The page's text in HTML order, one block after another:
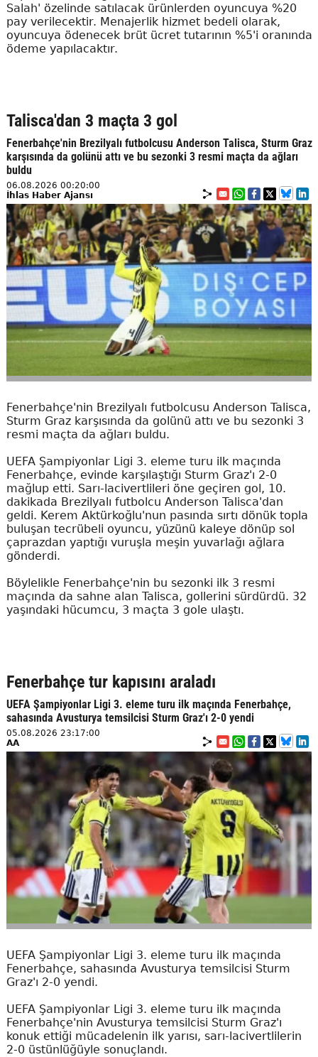
Salah' özelinde satılacak ürünlerden oyuncuya %20
pay verilecektir. Menajerlik hizmet bedeli olarak,
oyuncuya ödenecek brüt ücret tutarının %5'i oranında
ödeme yapılacaktır.
Talisca'dan 3 maçta 3 gol
Fenerbahçe'nin Brezilyalı futbolcusu Anderson Talisca, Sturm Graz
karşısında da golünü attı ve bu sezonki 3 resmi maçta da ağları
buldu
06.08.2026 00:20:00
İhlas Haber Ajansı
Fenerbahçe'nin Brezilyalı futbolcusu Anderson Talisca,
Sturm Graz karşısında da golünü attı ve bu sezonki 3
resmi maçta da ağları buldu.
UEFA Şampiyonlar Ligi 3. eleme turu ilk maçında
Fenerbahçe, evinde karşılaştığı Sturm Graz'ı 2-0
mağlup etti. Sarı-lacivertlileri öne geçiren gol, 10.
dakikada Brezilyalı futbolcu Anderson Talisca'dan
geldi. Kerem Aktürkoğlu'nun pasında sırtı dönük topla
buluşan tecrübeli oyuncu, yüzünü kaleye dönüp sol
çaprazdan yaptığı vuruşla meşin yuvarlağı ağlara
gönderdi.
Böylelikle Fenerbahçe'nin bu sezonki ilk 3 resmi
maçında da sahne alan Talisca, gollerini sürdürdü. 32
yaşındaki hücumcu, 3 maçta 3 gole ulaştı.
Fenerbahçe tur kapısını araladı
UEFA Şampiyonlar Ligi 3. eleme turu ilk maçında Fenerbahçe,
sahasında Avusturya temsilcisi Sturm Graz'ı 2-0 yendi
05.08.2026 23:17:00
AA
UEFA Şampiyonlar Ligi 3. eleme turu ilk maçında
Fenerbahçe, sahasında Avusturya temsilcisi Sturm
Graz'ı 2-0 yendi.
UEFA Şampiyonlar Ligi 3. eleme turu ilk maçında
Fenerbahçe'nin Avusturya temsilcisi Sturm Graz'ı
konuk ettiği mücadelenin ilk yarısı, sarı-lacivertlilerin
2-0 üstünlüğüyle sonuçlandı.